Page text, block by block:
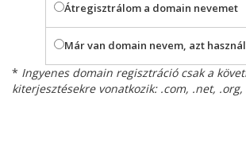
Átregisztrálom a domain nevemet
Már van domain nevem, azt
* Ingyenes domain regisztráció csak a
kiterjesztésekre vonatkozik: .com, .net,